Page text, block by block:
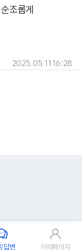
조롭게
2025.05.11 16:28
/답변 마이페이지